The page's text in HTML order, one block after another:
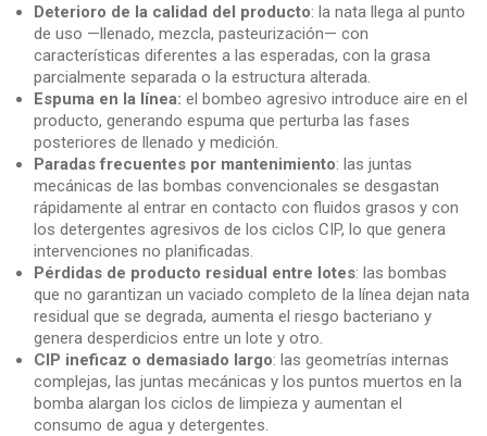
Deterioro de la calidad del producto: la nata llega al punto
de uso —llenado, mezcla, pasteurización— con
características diferentes a las esperadas, con la grasa
parcialmente separada o la estructura alterada.
Espuma en la línea: el bombeo agresivo introduce aire en el
producto, generando espuma que perturba las fases
posteriores de llenado y medición.
Paradas frecuentes por mantenimiento: las juntas
mecánicas de las bombas convencionales se desgastan
rápidamente al entrar en contacto con fluidos grasos y con
los detergentes agresivos de los ciclos CIP, lo que genera
intervenciones no planificadas.
Pérdidas de producto residual entre lotes: las bombas
que no garantizan un vaciado completo de la línea dejan nata
residual que se degrada, aumenta el riesgo bacteriano y
genera desperdicios entre un lote y otro.
CIP ineficaz o demasiado largo: las geometrías internas
complejas, las juntas mecánicas y los puntos muertos en la
bomba alargan los ciclos de limpieza y aumentan el
consumo de agua y detergentes.